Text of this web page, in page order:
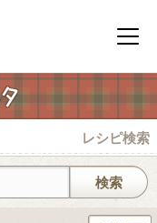
メニ
レシピ検索